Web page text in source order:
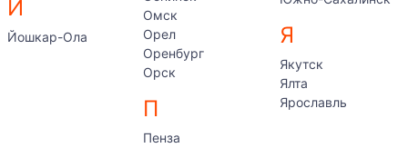
Й
Йошкар-Ола
Омск
Орел
Оренбург
Орск
П
Пенза
Я
Якутск
Ялта
Ярославль